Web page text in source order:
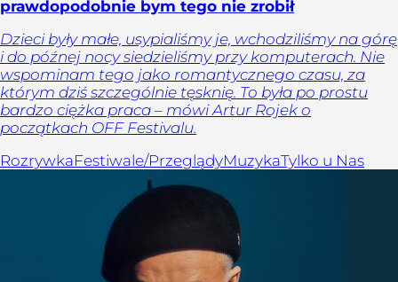
prawdopodobnie bym tego nie zrobił
Dzieci były małe, usypialiśmy je, wchodziliśmy na górę
i do późnej nocy siedzieliśmy przy komputerach. Nie
wspominam tego jako romantycznego czasu, za
którym dziś szczególnie tęsknię. To była po prostu
bardzo ciężka praca – mówi Artur Rojek o
początkach OFF Festivalu.
RozrywkaFestiwale/PrzeglądyMuzykaTylko u Nas